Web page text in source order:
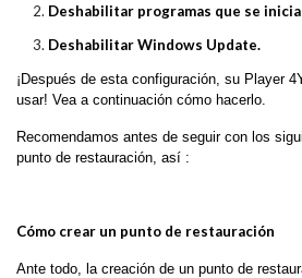
Deshabilitar programas que se
Deshabilitar Windows Update.
¡Después de esta configuración, su Player
usar! Vea a continuación cómo hacerlo.
Recomendamos antes de seguir con los
punto de restauración, así :
Cómo crear un punto de restauración
Ante todo, la creación de un punto de